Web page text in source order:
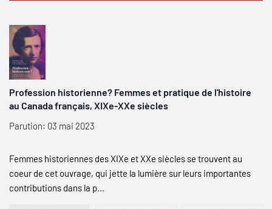
Profession historienne? Femmes et pratique de l'histoire
au Canada français, XIXe-XXe siècles
Parution: 03 mai 2023
Femmes historiennes des XIXe et XXe siècles se trouvent au
coeur de cet ouvrage, qui jette la lumière sur leurs importantes
contributions dans la p...